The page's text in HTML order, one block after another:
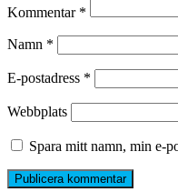
Kommentar *
Namn *
E-postadress *
Webbplats
Spara mitt namn, min e-